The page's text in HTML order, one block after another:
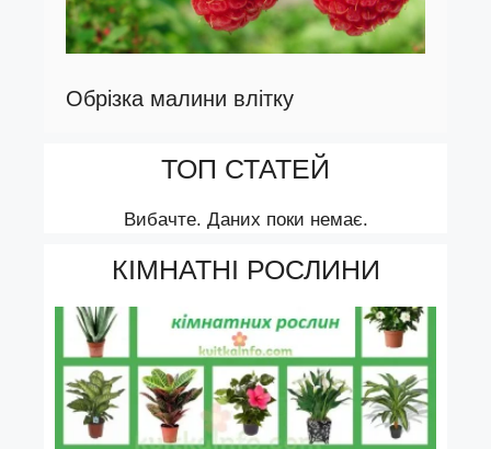
Обрізка малини влітку
ТОП СТАТЕЙ
Вибачте. Даних поки немає.
КІМНАТНІ РОСЛИНИ